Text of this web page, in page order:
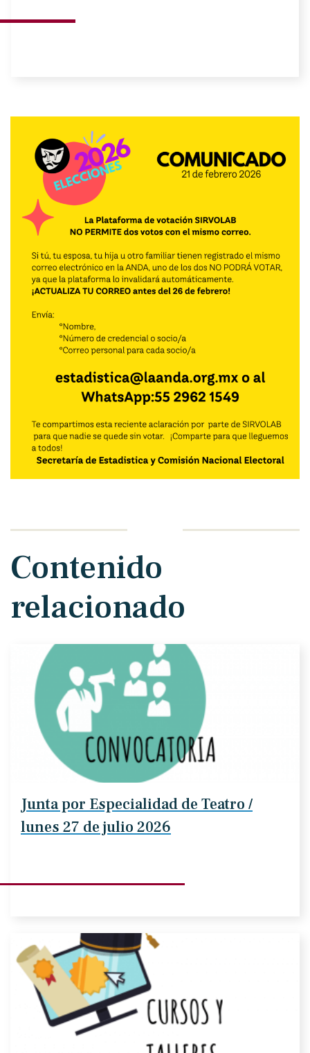
Contenido
relacionado
Junta por Especialidad de Teatro /
lunes 27 de julio 2026